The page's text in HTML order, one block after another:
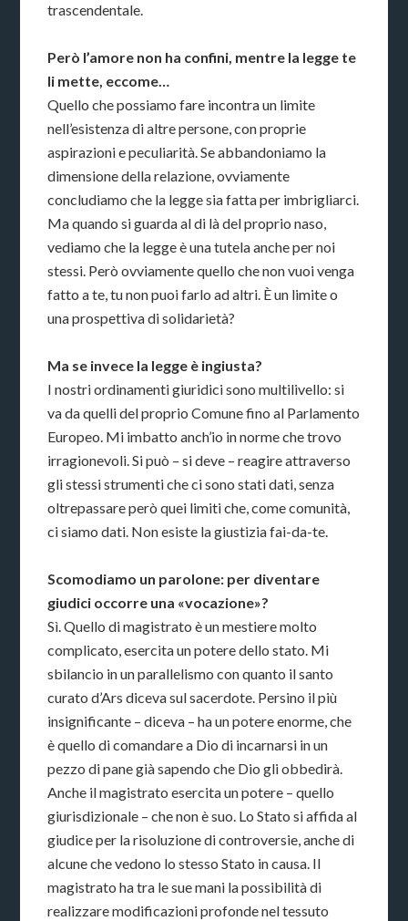
trascendentale.
Però l’amore non ha confini, mentre la legge te
li mette, eccome…
Quello che possiamo fare incontra un limite
nell’esistenza di altre persone, con proprie
aspirazioni e peculiarità. Se abbandoniamo la
dimensione della relazione, ovviamente
concludiamo che la legge sia fatta per imbrigliarci.
Ma quando si guarda al di là del proprio naso,
vediamo che la legge è una tutela anche per noi
stessi. Però ovviamente quello che non vuoi venga
fatto a te, tu non puoi farlo ad altri. È un limite o
una prospettiva di solidarietà?
Ma se invece la legge è ingiusta?
I nostri ordinamenti giuridici sono multilivello: si
va da quelli del proprio Comune fino al Parlamento
Europeo. Mi imbatto anch’io in norme che trovo
irragionevoli. Si può – si deve – reagire attraverso
gli stessi strumenti che ci sono stati dati, senza
oltrepassare però quei limiti che, come comunità,
ci siamo dati. Non esiste la giustizia fai-da-te.
Scomodiamo un parolone: per diventare
giudici occorre una «vocazione»?
Sì. Quello di magistrato è un mestiere molto
complicato, esercita un potere dello stato. Mi
sbilancio in un parallelismo con quanto il santo
curato d’Ars diceva sul sacerdote. Persino il più
insignificante – diceva – ha un potere enorme, che
è quello di comandare a Dio di incarnarsi in un
pezzo di pane già sapendo che Dio gli obbedirà.
Anche il magistrato esercita un potere – quello
giurisdizionale – che non è suo. Lo Stato si affida al
giudice per la risoluzione di controversie, anche di
alcune che vedono lo stesso Stato in causa. Il
magistrato ha tra le sue mani la possibilità di
realizzare modificazioni profonde nel tessuto